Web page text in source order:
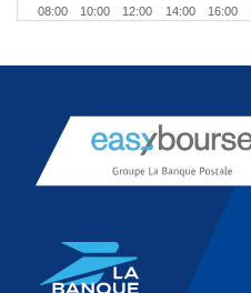
08:00 10:00 12:00 14:00 16:00